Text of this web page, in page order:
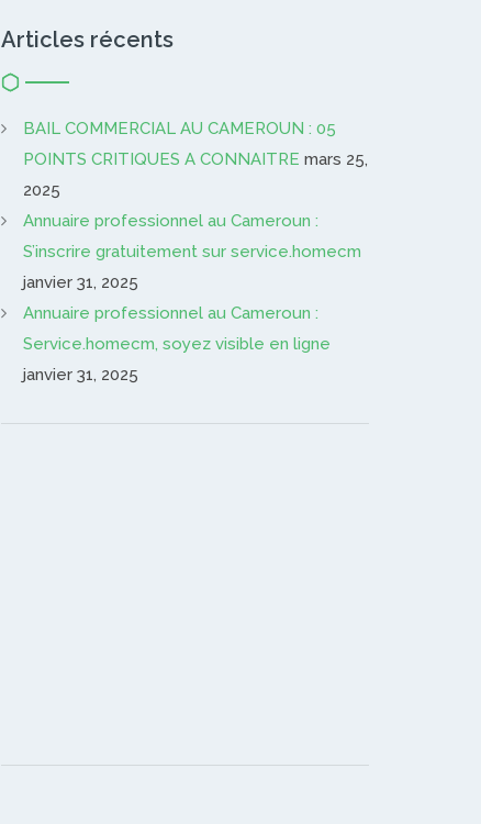
Articles récents
BAIL COMMERCIAL AU CAMEROUN : 05
POINTS CRITIQUES A CONNAITRE mars 25,
2025
Annuaire professionnel au Cameroun :
S’inscrire gratuitement sur service.homecm
janvier 31, 2025
Annuaire professionnel au Cameroun :
Service.homecm, soyez visible en ligne
janvier 31, 2025